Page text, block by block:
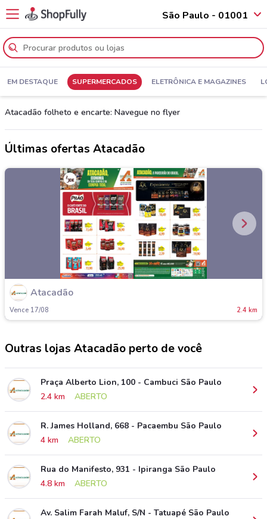
São Paulo - 01001
EM DESTAQUE SUPERMERCADOS ELETRÔNICA E MAGAZINES
Atacadão folheto e encarte: Navegue no flyer
Últimas ofertas Atacadão
Atacadão
Vence 17/08 2.4 km
Outras lojas Atacadão perto de você
Praça Alberto Lion, 100 - Cambuci São Paulo
2.4 km
ABERTO
R. James Holland, 668 - Pacaembu São Paulo
4 km
ABERTO
Rua do Manifesto, 931 - Ipiranga São Paulo
4.8 km
ABERTO
Av. Salim Farah Maluf, S/N - Tatuapé São Paulo